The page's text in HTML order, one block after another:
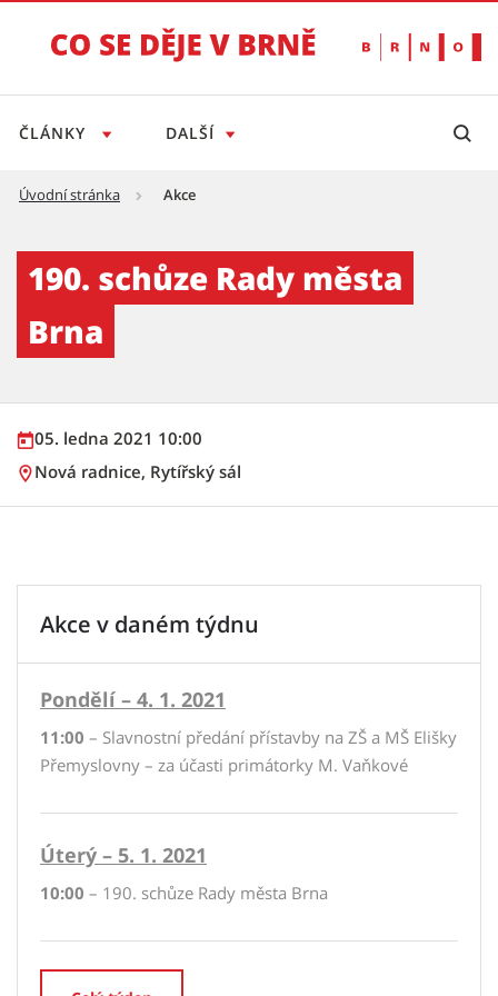
ČLÁNKY DALŠÍ
Úvodní stránka Akce
190. schůze Rady města
Brna
05. ledna 2021 10:00
Nová radnice, Rytířský sál
Akce v daném týdnu
Pondělí – 4. 1. 2021
11:00 – Slavnostní předání přístavby na ZŠ a MŠ Elišky
Přemyslovny – za účasti primátorky M. Vaňkové
Úterý – 5. 1. 2021
10:00 – 190. schůze Rady města Brna